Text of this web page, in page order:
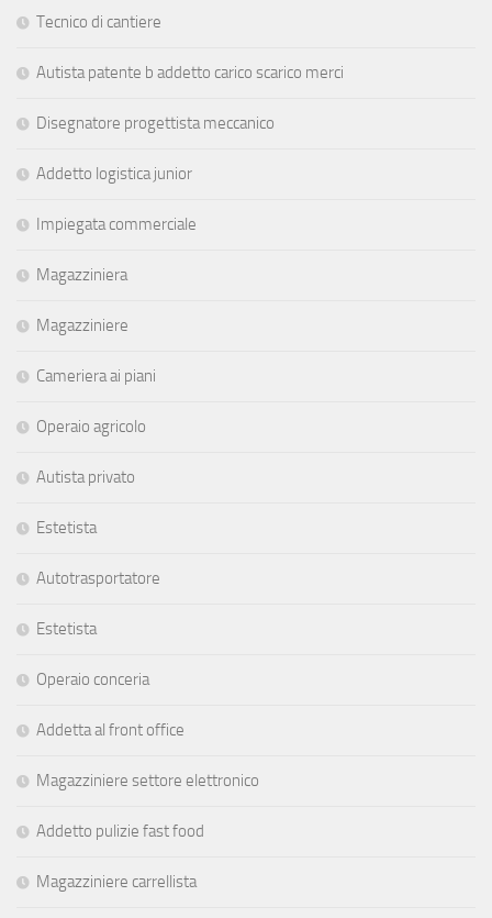
Tecnico di cantiere
Autista patente b addetto carico scarico merci
Disegnatore progettista meccanico
Addetto logistica junior
Impiegata commerciale
Magazziniera
Magazziniere
Cameriera ai piani
Operaio agricolo
Autista privato
Estetista
Autotrasportatore
Estetista
Operaio conceria
Addetta al front office
Magazziniere settore elettronico
Addetto pulizie fast food
Magazziniere carrellista